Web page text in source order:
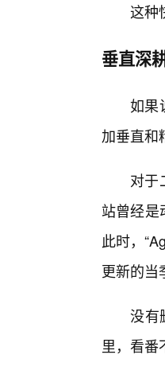
这种
垂直深
如果
加垂直和
对于
站曾经是
此时，
更新的当
没有
里，看番